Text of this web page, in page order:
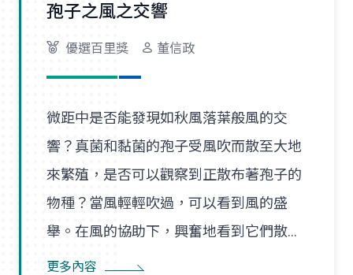
孢子之風之交響
優選百里獎 董信政
微距中是否能發現如秋風落葉般風的交
響？真菌和黏菌的孢子受風吹而散至大地
來繁殖，是否可以觀察到正散布著孢子的
物種？當風輕輕吹過，可以看到風的盛
舉。在風的協助下，興奮地看到它們散播
孢子的盛況，在精彩過程中也看到了風的
更多內容